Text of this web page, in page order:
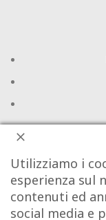
Utilizziamo i
esperienza sul
contenuti ed
social media e